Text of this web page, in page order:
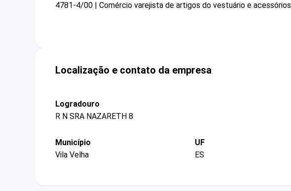
4781-4/00 | Comércio varejista de artigos do vestuário e acessórios
Localização e contato da empresa
Logradouro
R N SRA NAZARETH 8
Município
Vila Velha
UF
ES